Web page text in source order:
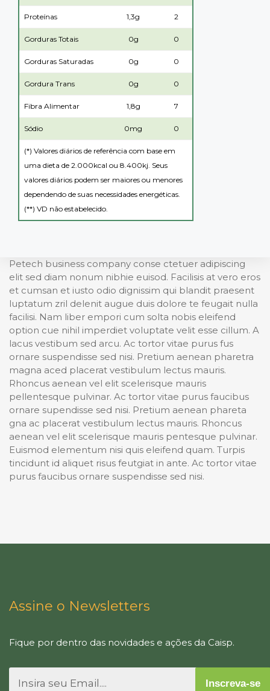
Proteínas 1,3g 2
Gorduras Totais 0g 0
Gorduras Saturadas 0g 0
Gordura Trans 0g 0
Fibra Alimentar 1,8g 7
Sódio 0mg 0
(*) Valores diários de referência com base em
uma dieta de 2.000kcal ou 8.400kj. Seus
valores diários podem ser maiores ou menores
dependendo de suas necessidades energéticas.
(**) VD não estabelecido.
Petech business company conse ctetuer adipiscing
elit sed diam nonum nibhie euisod. Facilisis at vero eros
et cumsan et iusto odio dignissim qui blandit praesent
luptatum zril delenit augue duis dolore te feugait nulla
facilisi. Nam liber empori cum solta nobis eleifend
option cue nihil imperdiet voluptate velit esse cillum. A
lacus vestibum sed arcu. Ac tortor vitae purus fus
ornare suspendisse sed nisi. Pretium aenean pharetra
magna aced placerat vestibulum lectus mauris.
Rhoncus aenean vel elit scelerisque mauris
pellentesque pulvinar. Ac tortor vitae purus faucibus
ornare supendisse sed nisi. Pretium aenean phareta
gna ac placerat vestibulum lectus mauris. Rhoncus
aenean vel elit scelerisque mauris pentesque pulvinar.
Euismod elementum nisi quis eleifend quam. Turpis
tincidunt id aliquet risus feutgiat in ante. Ac tortor vitae
purus faucibus ornare suspendisse sed nisi.
Assine o Newsletters
Fique por dentro das novidades e ações da Caisp.
Inscreva-se